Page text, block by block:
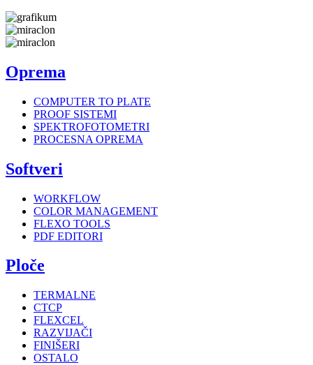
Oprema
COMPUTER TO PLATE
PROOF SISTEMI
SPEKTROFOTOMETRI
PROCESNA OPREMA
Softveri
WORKFLOW
COLOR MANAGEMENT
FLEXO TOOLS
PDF EDITORI
Ploče
TERMALNE
CTCP
FLEXCEL
RAZVIJAČI
FINIŠERI
OSTALO